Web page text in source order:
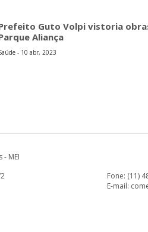
Guto Volpi vistoria
Aliança
- 10 abr, 2023
MEI
Fone: (11)
E-mail: